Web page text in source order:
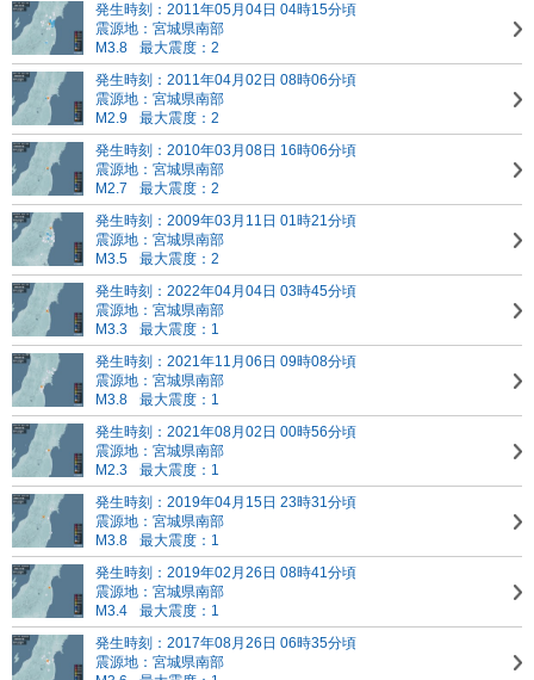
発生時刻：2011年05月04日 04時15分頃
震源地：宮城県南部
M3.8
最大震度：2
発生時刻：2011年04月02日 08時06分頃
震源地：宮城県南部
M2.9
最大震度：2
発生時刻：2010年03月08日 16時06分頃
震源地：宮城県南部
M2.7
最大震度：2
発生時刻：2009年03月11日 01時21分頃
震源地：宮城県南部
M3.5
最大震度：2
発生時刻：2022年04月04日 03時45分頃
震源地：宮城県南部
M3.3
最大震度：1
発生時刻：2021年11月06日 09時08分頃
震源地：宮城県南部
M3.8
最大震度：1
発生時刻：2021年08月02日 00時56分頃
震源地：宮城県南部
M2.3
最大震度：1
発生時刻：2019年04月15日 23時31分頃
震源地：宮城県南部
M3.8
最大震度：1
発生時刻：2019年02月26日 08時41分頃
震源地：宮城県南部
M3.4
最大震度：1
発生時刻：2017年08月26日 06時35分頃
震源地：宮城県南部